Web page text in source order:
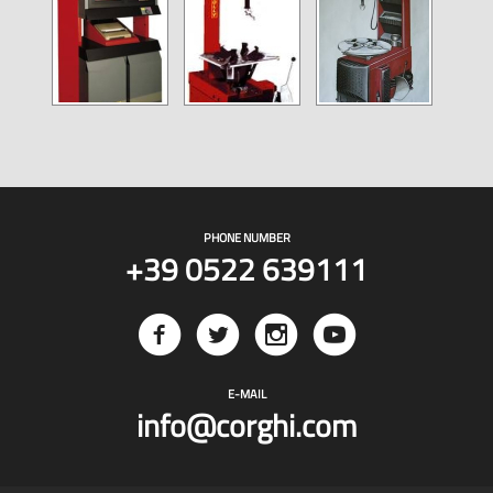
PHONE NUMBER
+39 0522 639111
E-MAIL
info@corghi.com